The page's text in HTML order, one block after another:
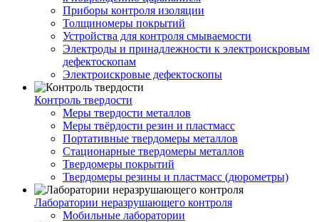
Приборы контроля изоляции
Толщиномеры покрытий
Устройства для контроля смываемости
Электроды и принадлежности к электроискровым
дефектоскопам
Электроискровые дефектоскопы
Контроль твердости
Меры твердости металлов
Меры твёрдости резин и пластмасс
Портативные твердомеры металлов
Стационарные твердомеры металлов
Твердомеры покрытий
Твердомеры резины и пластмасс (дюрометры)
Лаборатории неразрушающего контроля
Мобильные лаборатории